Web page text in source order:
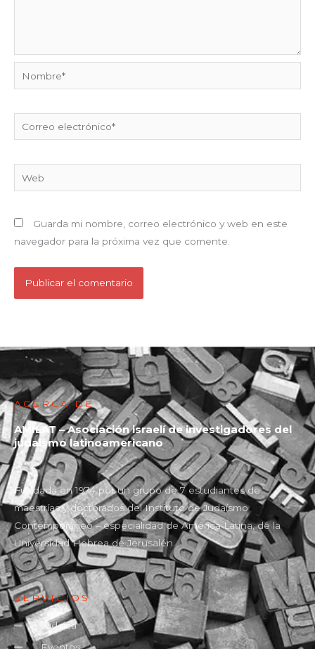
Nombre*
electrónico*
Guarda mi nombre, correo electrónico y web en este
navegador para la próxima vez que comente.
ACERCA DE
AMILAT – Asociación israelí de investigadores del
judaísmo latinoamericano
Fundada en 1974 por un grupo de 7 estudiantes de
maestrías y doctorados del Instituto de Judaísmo
Contemporáneo – especialidad de América Latina, de la
Universidad Hebrea de Jerusalén.
SERVICIOS
Judaica